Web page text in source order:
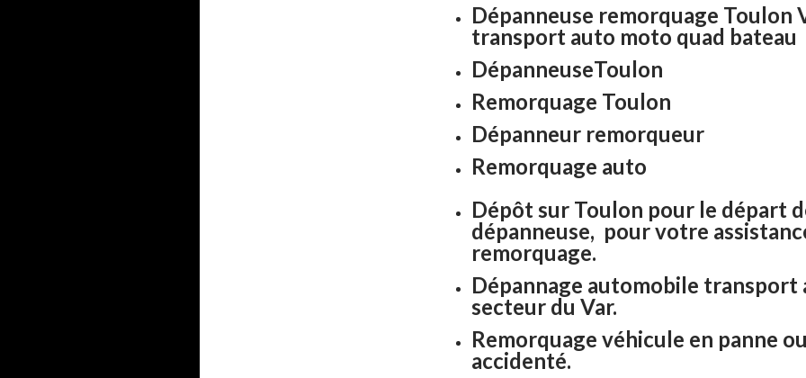
Dépanneuse remorquage Toulon
transport auto moto quad bateau
DépanneuseToulon
Remorquage Toulon
Dépanneur remorqueur
Remorquage auto
Dépôt sur Toulon pour le départ
dépanneuse, pour votre
remorquage.
Dépannage automobile transport
secteur du Var.
Remorquage véhicule en panne
accidenté.